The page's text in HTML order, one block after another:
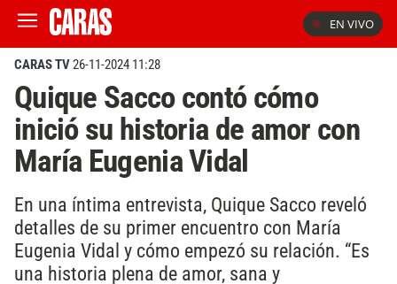
EN VIVO
CARAS TV26-11-2024 11:28
Quique Sacco contó cómo
inició su historia de amor con
María Eugenia Vidal
En una íntima entrevista, Quique Sacco reveló
detalles de su primer encuentro con María
Eugenia Vidal y cómo empezó su relación. “Es
una historia plena de amor, sana y